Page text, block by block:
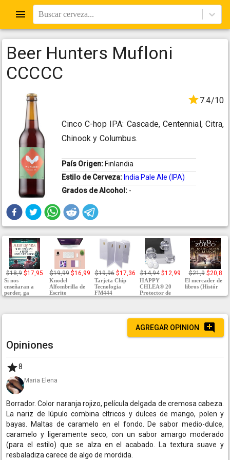
Buscar cerveza...
Beer Hunters Mufloni
CCCCC
7.4/10
Cinco C-hop IPA: Cascade, Centennial, Citra,
Chinook y Columbus.
País Origen: Finlandia
Estilo de Cerveza: India Pale Ale (IPA)
Grados de Alcohol: -
$18,9 $17,95
Si nos
enseñaran a
perder, ga
$19,99 $16,99
Knodel
Alfombrilla de
Escrito
$19,96 $17,36
Tarjeta Chip
Tecnologia
FM444
$14,94 $12,99
HAPPY
CHLEA® 20
Protector de
$21,9 $20,8
El mercader de
libros (Histór
AGREGAR OPINION
Opiniones
8
Maria Elena
Borrador. Color naranja rojizo, película delgada de cremosa cabeza.
La nariz de lúpulo combina cítricos y dulces de mango, polen y
bayas. Maltas de caramelo en el fondo. De sabor medio-dulce,
caramelo y ligeramente seco, con un sabor amargo moderado
(para el estilo) que se alza en el acabado. La textura suave y
resbaladiza carece de algo de mordida.